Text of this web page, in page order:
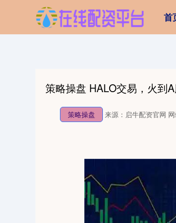
首
策略操盘 HALO交易，火到
策略操盘 来源：启牛配资官网